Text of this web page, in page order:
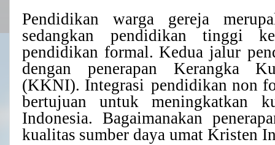
Pendidikan warga gereja
sedangkan pendidikan
tinggi
pendidikan formal. Kedua jalur
dengan penerapan Kerangka
(KKNI). Integrasi pendidikan non
bertujuan untuk meningkatkan
Indonesia.
Bagaimanakan
kualitas sumber daya umat Kristen